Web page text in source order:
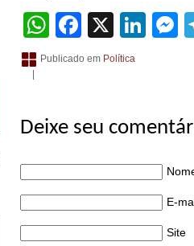
WhatsApp
X
Publicado em Política
Deixe seu
E-
Site